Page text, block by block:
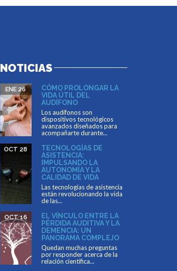
NOTICIAS
CÓMO PROLONGAR LA
VIDA ÚTIL DEL
AUDÍFONO
ENE 26
Los audífonos son
dispositivos tecnológicos
avanzados diseñados para
acompañarte durante...
TECNOLOGÍAS DE
ASISTENCIA:
IMPULSANDO LA
AUTONOMÍA Y LA
CALIDAD DE VIDA
OCT 28
Las tecnologías de asistencia
están revolucionando la vida
de las...
EL VÍNCULO ENTRE LA
PÉRDIDA AUDITIVA Y LA
DEMENCIA: UN
PANORAMA COMPLEJO
OCT 16
Quedan muchas preguntas
por responder acerca de la
relación científica...